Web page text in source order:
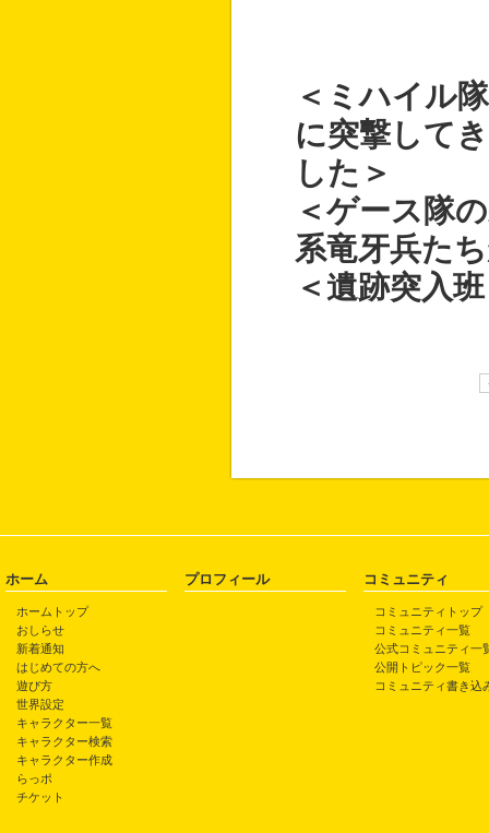
＜ミハイル
に突撃して
した＞
＜ゲース隊
系竜牙兵た
＜遺跡突入
ホーム
ホームトップ
おしらせ
新着通知
はじめての方へ
遊び方
世界設定
キャラクター一覧
キャラクター検索
キャラクター作成
らっポ
チケット
プロフィール コミュニティ
コミュニティトップ
コミュニティ一覧
公式コミュニティ一
公開トピック一覧
コミュニティ書き込